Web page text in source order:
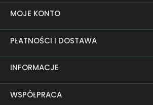
MOJE KONTO
PŁATNOŚCI I DOSTAWA
INFORMACJE
WSPÓŁPRACA